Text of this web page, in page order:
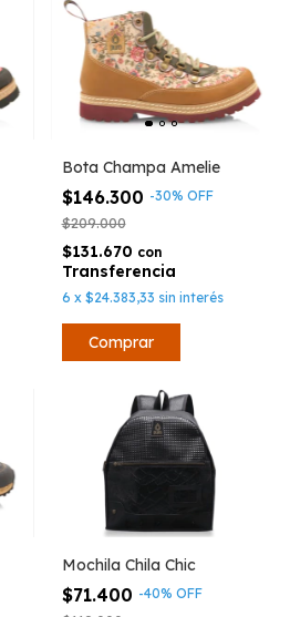
Bota Champa Amelie
$146.300 -30% OFF
$209.000
$131.670 con
6 x $24.383,33 sin interés
Comprar
Mochila Chila Chic
$71.400 -40% OFF